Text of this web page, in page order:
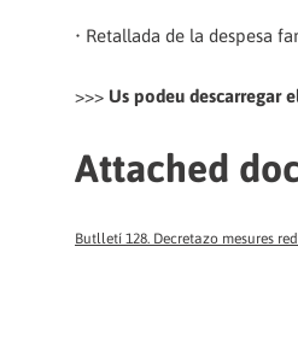
• Retallada de la despesa
>>> Us podeu descarregar
Attached
Butlletí 128. Decretazo mesures